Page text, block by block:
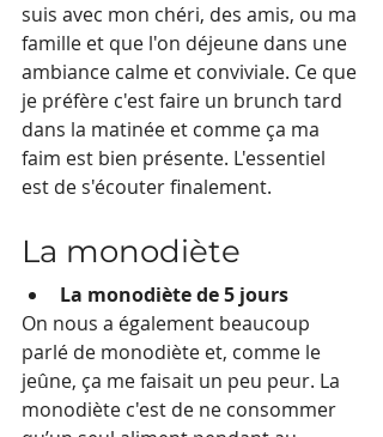
suis avec mon chéri, des amis, ou ma
famille et que l'on déjeune dans une
ambiance calme et conviviale. Ce que
je préfère c'est faire un brunch tard
dans la matinée et comme ça ma
faim est bien présente. L'essentiel
est de s'écouter finalement.
La monodiète
La monodiète de 5 jours
On nous a également beaucoup
parlé de monodiète et, comme le
jeûne, ça me faisait un peu peur. La
monodiète c'est de ne consommer